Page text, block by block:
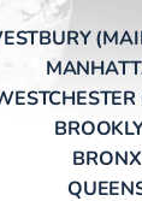
BRONX